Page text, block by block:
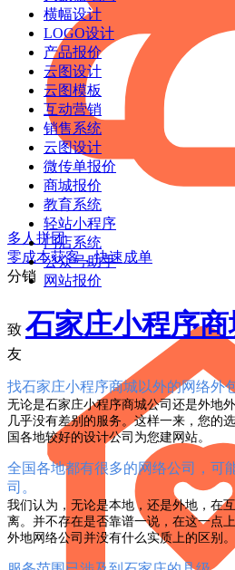
多人拼团
零成本获客，快速成单
分销
横幅设计
LOGO设计
产品报价
云图设计
云图模板
互动营销
销售系统
云图设计
微传单报价
商城报价
教育系统
轻站小程序
门店系统
公众号助手
网站报价
致 石家庄小程序
友
找石家庄小程序商城以外的网络外
无论是石家庄小程序商城公司还是外地
几乎没有差别的服务。这样一来，您的
国各地较好的设计公司为您建网站。
全国各地都有很多的网络公司，可
司。
我们认为，无论是本地，还是外地，在
离。并不存在是否靠谱一说，在这一点
外地网络公司并没有什么实质上的区别